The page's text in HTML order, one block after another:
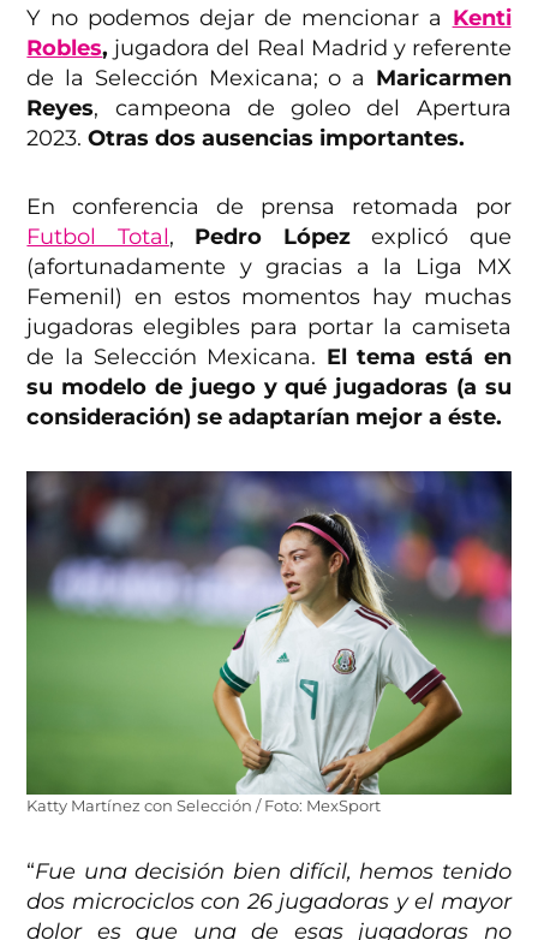
Y no podemos dejar de mencionar a Kenti
Robles, jugadora del Real Madrid y referente
de la Selección Mexicana; o a Maricarmen
Reyes, campeona de goleo del Apertura
2023.Otras dos ausencias importantes.
En conferencia de prensa retomada por
Futbol Total, Pedro Lópezexplicó que
(afortunadamente y gracias a la Liga MX
Femenil) en estos momentos hay muchas
jugadoras elegibles para portar la camiseta
de la Selección Mexicana. El tema está en
su modelo de juego y qué jugadoras (a su
consideración) se adaptarían mejor a éste.
Katty Martínez con Selección / Foto: MexSport
“Fue una decisión bien difícil, hemos tenido
dos microciclos con 26 jugadoras y el mayor
dolor es que una de esas jugadoras no